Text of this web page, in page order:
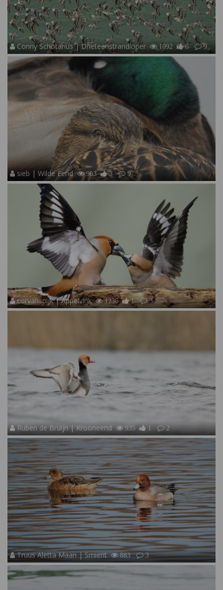
Conny Schotanus | Drieteenstrandloper 1092 6 9
sieb | Wilde Eend 903 3 9
corvanspijk | Appelvink 1236 1 3
Ruben de Bruijn | Krooneend 935 1 2
Truus Aletta Maan | Smient 883 3